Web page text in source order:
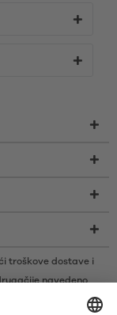
troškove dostavei
navedeno
u vlasništvu tvrtke